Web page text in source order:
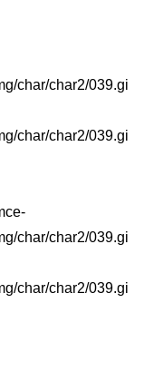
char/char2/039.gi
char/char2/039.gi
char/char2/039.gi
char/char2/039.gi